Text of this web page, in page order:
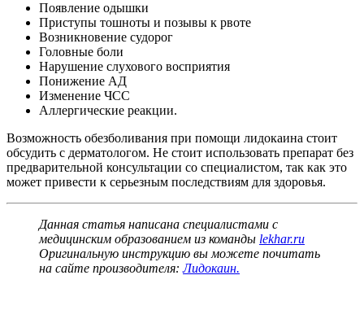
Появление одышки
Приступы тошноты и позывы к рвоте
Возникновение судорог
Головные боли
Нарушение слухового восприятия
Понижение АД
Изменение ЧСС
Аллергические реакции.
Возможность обезболивания при помощи лидокаина стоит
обсудить с дерматологом. Не стоит использовать препарат без
предварительной консультации со специалистом, так как это
может привести к серьезным последствиям для здоровья.
Данная статья написана специалистами с
медицинским образованием из команды lekhar.ru
Оригинальную инструкцию вы можете почитать
на сайте производителя:Лидокаин.